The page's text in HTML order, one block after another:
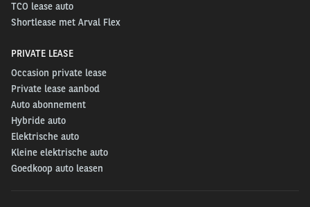
TCO lease auto
Shortlease met Arval Flex
PRIVATE LEASE
Occasion private lease
Private lease aanbod
Auto abonnement
Hybride auto
Elektrische auto
Kleine elektrische auto
Goedkoop auto leasen